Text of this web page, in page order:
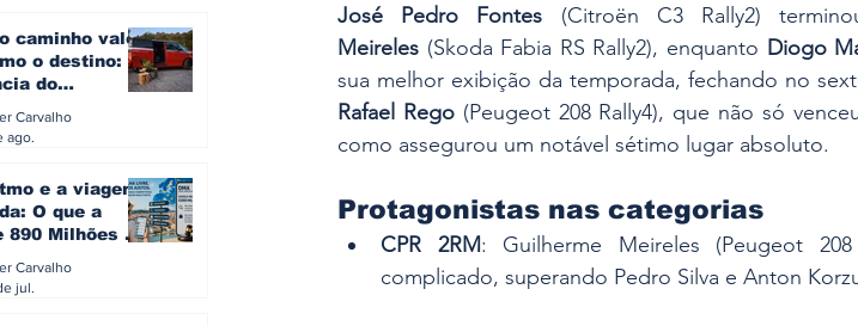
José Pedro Fontes (Citroën C3 Rally2)
Meireles (Skoda Fabia RS Rally2), enquanto Diogo
Rafael Rego (Peugeot 208 Rally4), que não só
como assegurou um notável sétimo lugar absoluto.
Protagonistas nas categorias
CPR 2RM: Guilherme Meireles (Peugeot
complicado, superando Pedro Silva e Anton
caminho vale
o destino: a
do
europeu
Carvalho
ago.
e a viagem
O que a
890 Milhões à
do turista na
Carvalho
jul.